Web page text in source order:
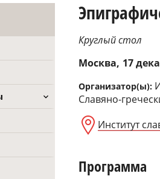
Круглый стол
Москва 17
Организатор(ы):
Славяно-
Институт
Программа